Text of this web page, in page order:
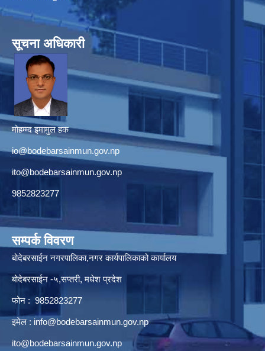
सूचना अधिकारी
मोहम्म्द इमामुल हक
io@bodebarsainmun.gov.np
ito@bodebarsainmun.gov.np
9852823277
सम्पर्क विवरण
बोदेबरसाईन नगरपालिका,नगर कार्यपालिकाको कार्यालय
बोदेबरसाईन -५,सप्तरी, मधेश प्रदेश
फोन : 9852823277
इमेल : info@bodebarsainmun.gov.np
ito@bodebarsainmun.gov.np